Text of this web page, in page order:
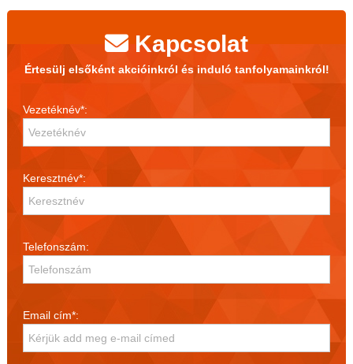
Kapcsolat
Értesülj elsőként akcióinkról és induló tanfolyamainkról!
Vezetéknév*:
Keresztnév*:
Telefonszám:
Email cím*: